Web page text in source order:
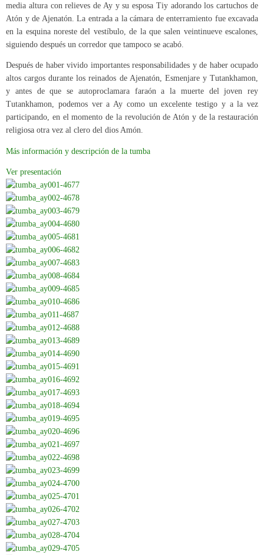
media altura con relieves de Ay y su esposa Tiy adorando los cartuchos de
Atón y de Ajenatón. La entrada a la cámara de enterramiento fue excavada
en la esquina noreste del vestíbulo, de la que salen veintinueve escalones,
siguiendo después un corredor que tampoco se acabó.
Después de haber vivido importantes responsabilidades y de haber ocupado
altos cargos durante los reinados de Ajenatón, Esmenjare y Tutankhamon,
y antes de que se autoproclamara faraón a la muerte del joven rey
Tutankhamon, podemos ver a Ay como un excelente testigo y a la vez
participando, en el momento de la revolución de Atón y de la restauración
religiosa otra vez al clero del dios Amón.
Más información y descripción de la tumba
Ver presentación